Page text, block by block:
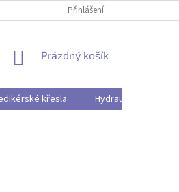
Přihlášení
NÁKUPNÍ
Prázdný košík
křesla
Hydraulická